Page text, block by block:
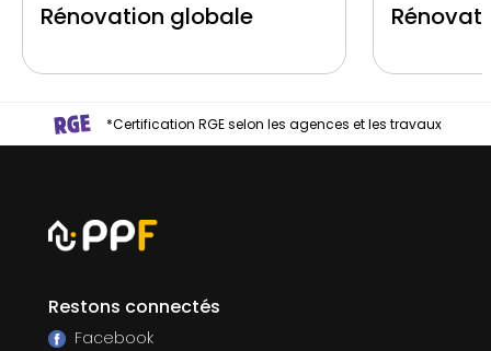
Rénovation globale
*Certification RGE selon les agences et les travaux
Restons connectés
Facebook